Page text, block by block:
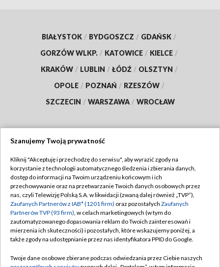
BIAŁYSTOK / BYDGOSZCZ / GDAŃSK /
GORZÓW WLKP. / KATOWICE / KIELCE /
KRAKÓW / LUBLIN / ŁÓDŹ / OLSZTYN /
OPOLE / POZNAŃ / RZESZÓW /
SZCZECIN / WARSZAWA / WROCŁAW
TVP
Abonament TVP
Emisja w TVP
Centrum informacji TVP
Naziemna Telewizja Cyfrowa
Regulamin TVP
Polityka prywatności
Moje zgody
Pomoc
Szanujemy Twoją prywatność
Kliknij "Akceptuję i przechodzę do serwisu", aby wyrazić zgody na
korzystanie z technologii automatycznego śledzenia i zbierania danych,
dostęp do informacji na Twoim urządzeniu końcowym i ich
przechowywanie oraz na przetwarzanie Twoich danych osobowych przez
nas, czyli Telewizję Polską S.A. w likwidacji (zwaną dalej również „TVP”),
Zaufanych Partnerów z IAB* (1201 firm) oraz pozostałych Zaufanych
Partnerów TVP (93 firm), w celach marketingowych (w tym do
zautomatyzowanego dopasowania reklam do Twoich zainteresowań i
mierzenia ich skuteczności) i pozostałych, które wskazujemy poniżej, a
także zgody na udostępnianie przez nas identyfikatora PPID do Google.
Twoje dane osobowe zbierane podczas odwiedzania przez Ciebie naszych